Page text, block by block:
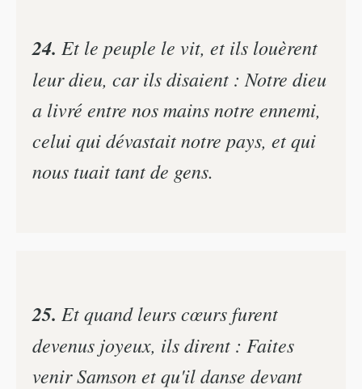
24. Et le peuple le vit, et ils louèrent
leur dieu, car ils disaient : Notre dieu
a livré entre nos mains notre ennemi,
celui qui dévastait notre pays, et qui
nous tuait tant de gens.
25. Et quand leurs cœurs furent
devenus joyeux, ils dirent : Faites
venir Samson et qu'il danse devant